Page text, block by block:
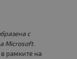
с
Microsoft.
рамките на